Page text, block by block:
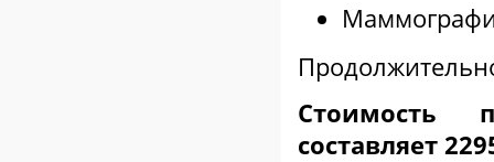
Стоимость
составляет